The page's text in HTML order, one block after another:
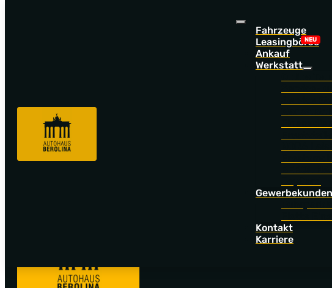
Fahrzeuge
Leasingbörse
Ankauf
Werkstatt
Gewerbekunden
Kontakt
Karriere
Go back to startpage to see our new offers.